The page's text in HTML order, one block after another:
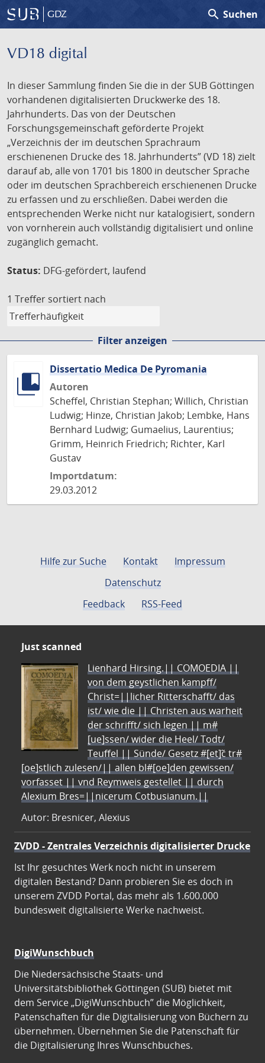
GDZ search Suchen
VD18 digital
In dieser Sammlung finden Sie die in der SUB Göttingen
vorhandenen digitalisierten Druckwerke des 18.
Jahrhunderts. Das von der Deutschen
Forschungsgemeinschaft geförderte Projekt
„Verzeichnis der im deutschen Sprachraum
erschienenen Drucke des 18. Jahrhunderts” (VD 18) zielt
darauf ab, alle von 1701 bis 1800 in deutscher Sprache
oder im deutschen Sprachbereich erschienenen Drucke
zu erfassen und zu erschließen. Dabei werden die
entsprechenden Werke nicht nur katalogisiert, sondern
von vornherein auch vollständig digitalisiert und online
zugänglich gemacht.
Status: DFG-gefördert, laufend
1 Treffer sortiert nach
Filter anzeigen
Dissertatio Medica De Pyromania
Autoren
Scheffel, Christian Stephan; Willich, Christian
Ludwig; Hinze, Christian Jakob; Lembke, Hans
Bernhard Ludwig; Gumaelius, Laurentius;
Grimm, Heinrich Friedrich; Richter, Karl
Gustav
Importdatum:
29.03.2012
Hilfe zur Suche Kontakt
Impressum
Datenschutz
Feedback
RSS-Feed
Just scanned
Lienhard Hirsing.|| COMOEDIA ||
von dem geystlichen kampff/
Christ=||licher Ritterschafft/ das
ist/ wie die || Christen aus warheit
der schrifft/ sich legen || m#
[ue]ssen/ wider die Heel/ Todt/
Teuffel || Sünde/ Gesetz #[et]c̃ tr#
[oe]stlich zulesen/|| allen bl#[oe]den gewissen/
vorfasset || vnd Reymweis gestellet || durch
Alexium Bres=||nicerum Cotbusianum.||
Autor: Bresnicer, Alexius
ZVDD - Zentrales Verzeichnis digitalisierter Drucke
Ist Ihr gesuchtes Werk noch nicht in unserem
digitalen Bestand? Dann probieren Sie es doch in
unserem ZVDD Portal, das mehr als 1.600.000
bundesweit digitalisierte Werke nachweist.
DigiWunschbuch
Die Niedersächsische Staats- und
Universitätsbibliothek Göttingen (SUB) bietet mit
dem Service „DigiWunschbuch” die Möglichkeit,
Patenschaften für die Digitalisierung von Büchern zu
übernehmen. Übernehmen Sie die Patenschaft für
die Digitalisierung Ihres Wunschbuches.